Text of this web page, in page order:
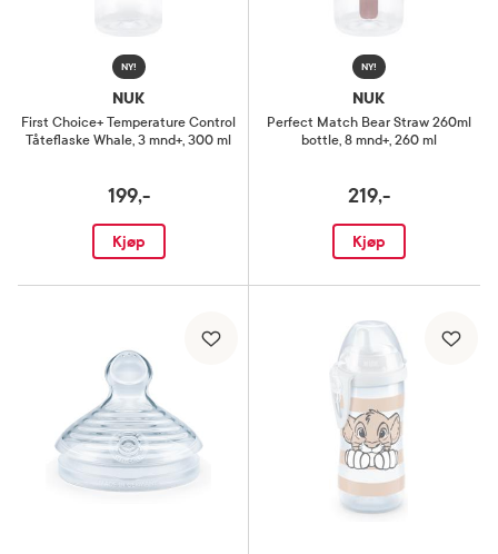
NY!
NUK
First Choice+ Temperature Control
Tåteflaske Whale, 3 mnd+, 300 ml
199,-
Kjøp
NY!
NUK
Perfect Match Bear Straw 260ml
bottle, 8 mnd+, 260 ml
219,-
Kjøp